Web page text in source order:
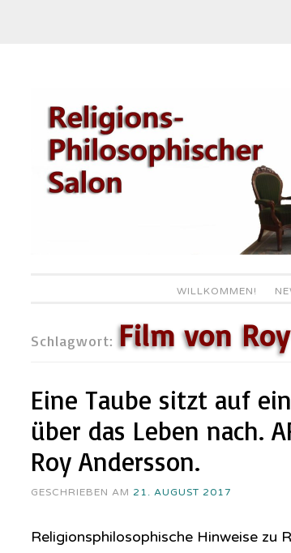
Inhalt
springen
WILLKOMMEN!
Schlagwort: Film von
Eine Taube sitzt auf
über das Leben nach.
Roy Andersson.
GESCHRIEBEN AM 21. AUGUST 2017
Religionsphilosophische Hinweise zu